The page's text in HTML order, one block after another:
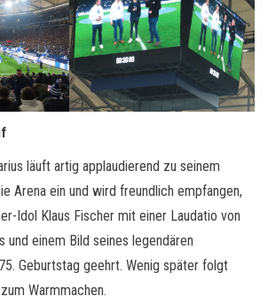
läuft artig applaudierend zu seinem
Arena ein und wird freundlich empfangen,
Idol Klaus Fischer mit einer Laudatio von
und einem Bild seines legendären
Geburtstag geehrt. Wenig später folgt
Warmmachen.